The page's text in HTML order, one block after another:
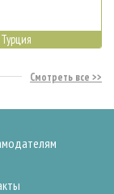
Смотреть все